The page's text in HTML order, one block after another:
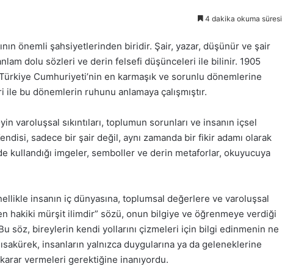
4 dakika okuma süresi
önemli şahsiyetlerinden biridir. Şair, yazar, düşünür ve şair
dolu sözleri ve derin felsefi düşünceleri ile bilinir. 1905
Türkiye Cumhuriyeti’nin en karmaşık ve sorunlu dönemlerine
bu dönemlerin ruhunu anlamaya çalışmıştır.
varoluşsal sıkıntıları, toplumun sorunları ve insanın içsel
sadece bir şair değil, aynı zamanda bir fikir adamı olarak
kullandığı imgeler, semboller ve derin metaforlar, okuyucuya
insanın iç dünyasına, toplumsal değerlere ve varoluşsal
hakiki mürşit ilimdir” sözü, onun bilgiye ve öğrenmeye verdiği
söz, bireylerin kendi yollarını çizmeleri için bilgi edinmenin ne
insanların yalnızca duygularına ya da geleneklerine
vermeleri gerektiğine inanıyordu.